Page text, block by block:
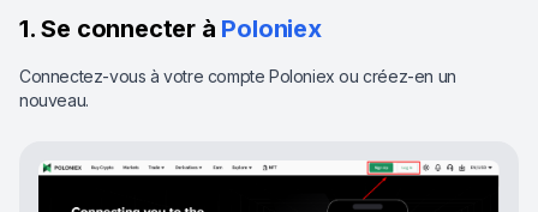
1. Se connecter à Poloniex
Connectez-vous à votre compte Poloniex ou créez-en un
nouveau.